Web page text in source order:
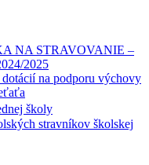
NA STRAVOVANIE –
2025
na podporu výchovy
školy
stravníkov školskej